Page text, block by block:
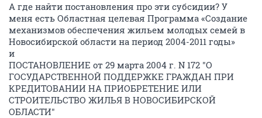
А где найти постановления про эти субсидии? У
меня есть Областная целевая Программа «Создание
механизмов обеспечения жильем молодых семей в
Новосибирской области на период 2004-2011 годы»
и
ПОСТАНОВЛЕНИЕ от 29 марта 2004 г. N 172 "О
ГОСУДАРСТВЕННОЙ ПОДДЕРЖКЕ ГРАЖДАН ПРИ
КРЕДИТОВАНИИ НА ПРИОБРЕТЕНИЕ ИЛИ
СТРОИТЕЛЬСТВО ЖИЛЬЯ В НОВОСИБИРСКОЙ
ОБЛАСТИ"